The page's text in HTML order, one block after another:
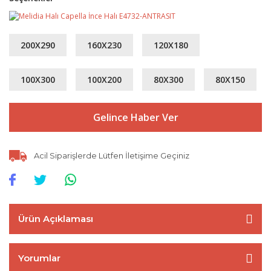
200X290 160X230 120X180
100X300 100X200 80X300 80X150
Gelince Haber Ver
Acil Siparişlerde Lütfen İletişime Geçiniz
Ürün Açıklaması
Yorumlar